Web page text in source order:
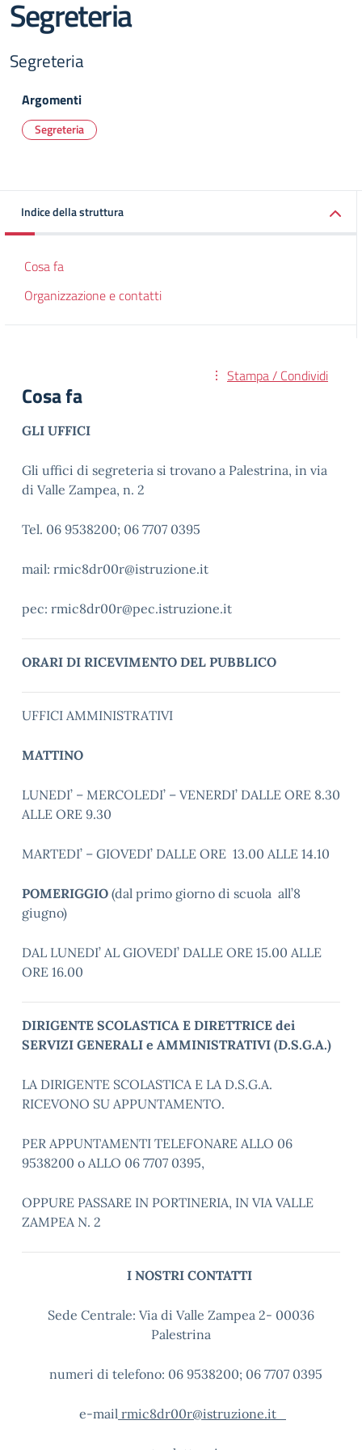
Segreteria
Segreteria
Argomenti
Segreteria
Indice della struttura
Cosa fa
Organizzazione e contatti
Stampa / Condividi
Cosa fa
GLI UFFICI
Gli uffici di segreteria si trovano a Palestrina, in via
di Valle Zampea, n. 2
Tel. 06 9538200; 06 7707 0395
mail: rmic8dr00r@istruzione.it
pec: rmic8dr00r@pec.istruzione.it
ORARI DI RICEVIMENTO DEL PUBBLICO
UFFICI AMMINISTRATIVI
MATTINO
LUNEDI’ – MERCOLEDI’ – VENERDI’ DALLE ORE 8.30
ALLE ORE 9.30
MARTEDI’ – GIOVEDI’ DALLE ORE 13.00 ALLE 14.10
POMERIGGIO (dal primo giorno di scuola all’8
giugno)
DAL LUNEDI’ AL GIOVEDI’ DALLE ORE 15.00 ALLE
ORE 16.00
DIRIGENTE SCOLASTICA E DIRETTRICE dei
SERVIZI GENERALI e AMMINISTRATIVI (D.S.G.A.)
LA DIRIGENTE SCOLASTICA E LA D.S.G.A.
RICEVONO SU APPUNTAMENTO.
PER APPUNTAMENTI TELEFONARE ALLO 06
9538200 o ALLO 06 7707 0395,
OPPURE PASSARE IN PORTINERIA, IN VIA VALLE
ZAMPEA N. 2
I NOSTRI CONTATTI
Sede Centrale: Via di Valle Zampea 2- 00036
Palestrina
numeri di telefono: 06 9538200; 06 7707 0395
e-mail rmic8dr00r@istruzione.it